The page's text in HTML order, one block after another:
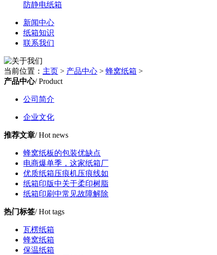
防静电纸箱
新闻中心
纸箱知识
联系我们
当前位置： 主页 > 产品中心 > 蜂窝纸箱 >
产品中心/ Product
公司简介
企业文化
推荐文章/ Hot news
蜂窝纸板的包装优缺点
电商爆单季，这家纸箱厂
优质纸箱压痕机压痕线如
纸箱印版中关于柔印树脂
纸箱印刷中常见故障解除
热门标签/ Hot tags
瓦楞纸箱
蜂窝纸箱
保温纸箱